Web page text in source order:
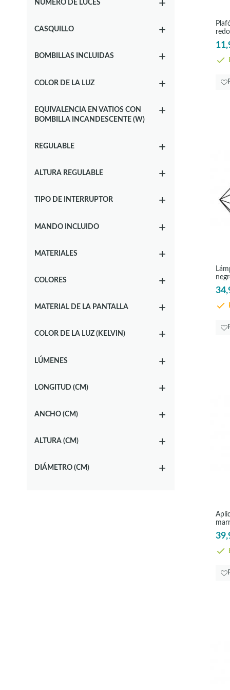
Plafón (290)
Tira Led(1)
NÚMERO DE LUCES
CASQUILLO
BOMBILLAS INCLUIDAS
COLOR DE LA LUZ
EQUIVALENCIA EN VATIOS CON
BOMBILLA INCANDESCENTE (W)
REGULABLE
ALTURA REGULABLE
TIPO DE INTERRUPTOR
MANDO INCLUIDO
MATERIALES
COLORES
MATERIAL DE LA PANTALLA
COLOR DE LA LUZ (KELVIN)
LÚMENES
LONGITUD (CM)
ANCHO (CM)
ALTURA (CM)
DIÁMETRO (CM)